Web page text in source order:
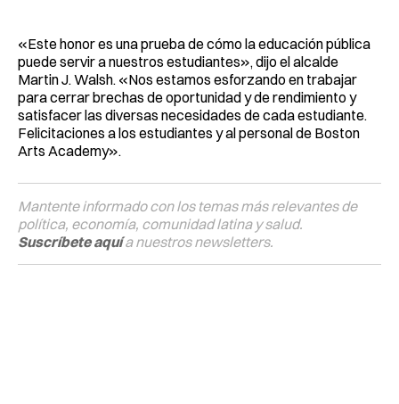
«Este honor es una prueba de cómo la educación pública
puede servir a nuestros estudiantes», dijo el alcalde
Martin J. Walsh. «Nos estamos esforzando en trabajar
para cerrar brechas de oportunidad y de rendimiento y
satisfacer las diversas necesidades de cada estudiante.
Felicitaciones a los estudiantes y al personal de Boston
Arts Academy».
Mantente informado con los temas más relevantes de
política, economía, comunidad latina y salud.
Suscríbete aquía nuestros newsletters.